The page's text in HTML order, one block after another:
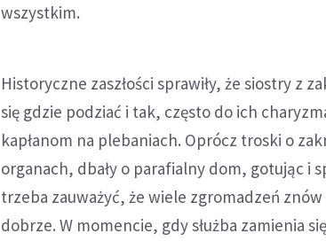
wszystkim.
Historyczne zaszłości sprawiły, że siostry z
się gdzie podziać i tak, często do ich
kapłanom na plebaniach. Oprócz troski o
organach, dbały o parafialny dom, gotując i
trzeba zauważyć, że wiele zgromadzeń
dobrze. W momencie, gdy służba zamienia